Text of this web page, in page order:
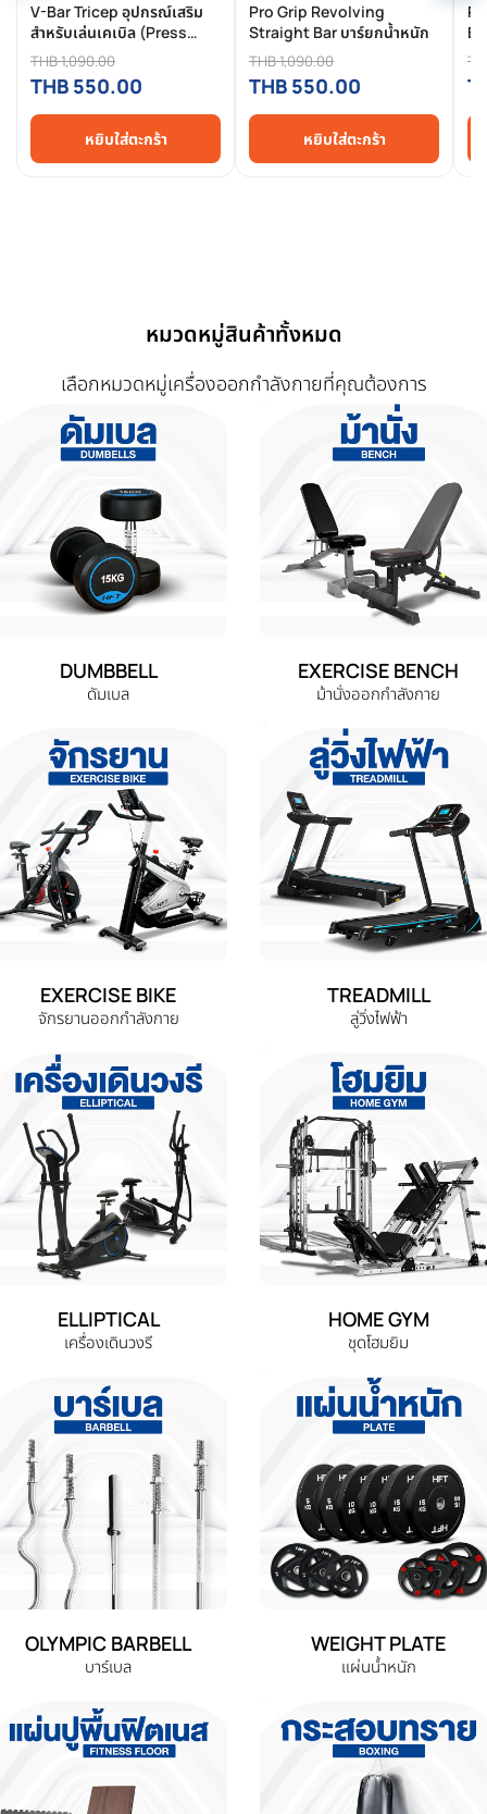
V-Bar Tricep อุปกรณ์เสริม
สำหรับเล่นเคเบิล (Press
Down)
THB 1,090.00
THB 550.00
หยิบใส่ตะกร้า
Pro Grip Revolving
Straight Bar บาร์ยกน้ำหนัก
THB 1,090.00
THB 550.00
หยิบใส่ตะกร้า
หมวดหมู่สินค้าทั้งหมด
เลือกหมวดหมู่เครื่องออกกำลังกายที่คุณต้องการ
DUMBBELL
ดัมเบล
EXERCISE BENCH
ม้านั่งออกกำลังกาย
EXERCISE BIKE
จักรยานออกกำลังกาย
TREADMILL
ลู่วิ่งไฟฟ้า
ELLIPTICAL
เครื่องเดินวงรี
HOME GYM
ชุดโฮมยิม
OLYMPIC BARBELL
บาร์เบล
WEIGHT PLATE
แผ่นน้ำหนัก